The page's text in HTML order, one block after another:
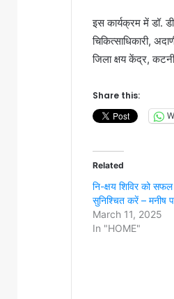
इस कार्यक्रम में डॉ.
चिकित्साधिकारी,
जिला क्षय केंद्र,
Share this:
Related
नि-क्षय शिविर को सफल
सुनिश्चित करें – मनीष
March 11, 2025
In "HOME"